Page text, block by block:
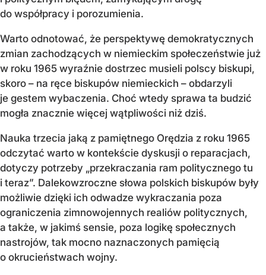
do współpracy i porozumienia.
Warto odnotować, że perspektywę demokratycznych
zmian zachodzących w niemieckim społeczeństwie już
w roku 1965 wyraźnie dostrzec musieli polscy biskupi,
skoro – na ręce biskupów niemieckich – obdarzyli
je gestem wybaczenia. Choć wtedy sprawa ta budzić
mogła znacznie więcej wątpliwości niż dziś.
Nauka trzecia jaką z pamiętnego Orędzia z roku 1965
odczytać warto w kontekście dyskusji o reparacjach,
dotyczy potrzeby „przekraczania ram politycznego tu
i teraz”. Dalekowzroczne słowa polskich biskupów były
możliwie dzięki ich odwadze wykraczania poza
ograniczenia zimnowojennych realiów politycznych,
a także, w jakimś sensie, poza logikę społecznych
nastrojów, tak mocno naznaczonych pamięcią
o okrucieństwach wojny.